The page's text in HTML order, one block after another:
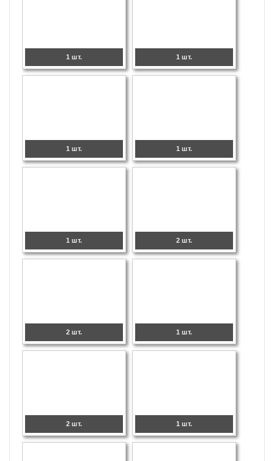
1 шт. 1 шт.
1 шт. 1 шт.
1 шт. 2 шт.
2 шт. 1 шт.
2 шт. 1 шт.